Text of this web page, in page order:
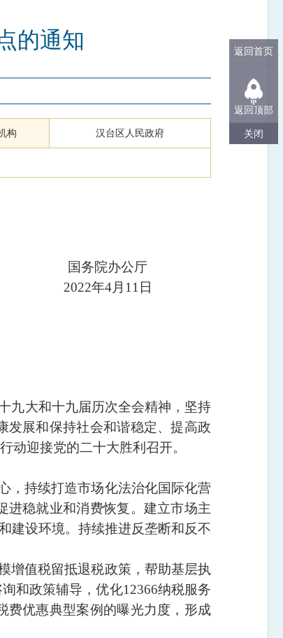
的通知
构 汉台区人民政府
国务院办公厅
2022年4月11日
九大和十九届历次全会精神，坚持
发展和保持社会和谐稳定、提高政
动迎接党的二十大胜利召开。
，持续打造市场化法治化国际化营
进稳就业和消费恢复。建立市场主
建设环境。持续推进反垄断和反不
增值税留抵退税政策，帮助基层执
和政策辅导，优化12366纳税服务
费优惠典型案例的曝光力度，形成
返回首页
返回顶部
关闭